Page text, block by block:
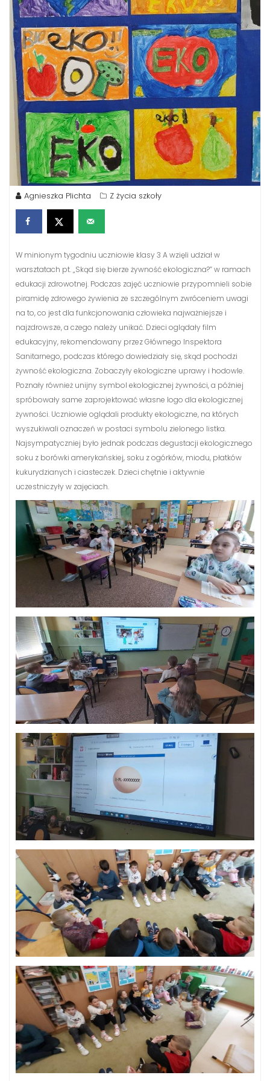
Agnieszka Plichta Z życia szkoły
W minionym tygodniu uczniowie klasy 3 A wzięli udział w
warsztatach pt. „Skąd się bierze żywność ekologiczna?” w ramach
edukacji zdrowotnej. Podczas zajęć uczniowie przypomnieli sobie
piramidę zdrowego żywienia ze szczególnym zwróceniem uwagi
na to, co jest dla funkcjonowania człowieka najważniejsze i
najzdrowsze, a czego należy unikać. Dzieci oglądały film
edukacyjny, rekomendowany przez Głównego Inspektora
Sanitarnego, podczas którego dowiedziały się, skąd pochodzi
żywność ekologiczna. Zobaczyły ekologiczne uprawy i hodowle.
Poznały również unijny symbol ekologicznej żywności, a później
spróbowały same zaprojektować własne logo dla ekologicznej
żywności. Uczniowie oglądali produkty ekologiczne, na których
wyszukiwali oznaczeń w postaci symbolu zielonego listka.
Najsympatyczniej było jednak podczas degustacji ekologicznego
soku z borówki amerykańskiej, soku z ogórków, miodu, płatków
kukurydzianych i ciasteczek. Dzieci chętnie i aktywnie
uczestniczyły w zajęciach.